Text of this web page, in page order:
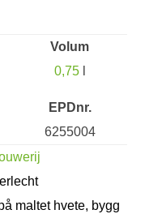
Volum
0,75l
EPDnr.
6255004
maltet hvete, bygg